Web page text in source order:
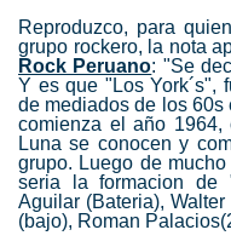
Reproduzco, para
grupo rockero, la nota
Rock Peruano: "Se
Y es que "Los York´s",
de mediados de los 60s
comienza el año
Luna se conocen y
grupo. Luego de
seria la formacion de
Aguilar (Bateria),
(bajo), Roman